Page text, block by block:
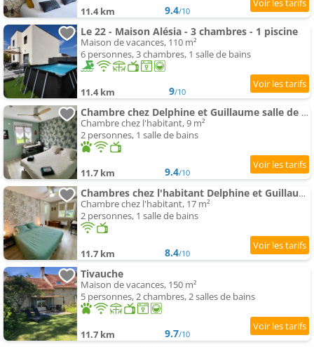
11.4 km 9.4/10
Le 22 - Maison Alésia - 3 chambres - 1 piscine
Maison de vacances, 110 m²
6 personnes, 3 chambres, 1 salle de bains
11.4 km 9/10
Chambre chez Delphine et Guillaume salle de bain et wc commun
Chambre chez l'habitant, 9 m²
2 personnes, 1 salle de bains
11.7 km 9.4/10
Chambres chez l'habitant Delphine et Guillaume
Chambre chez l'habitant, 17 m²
2 personnes, 1 salle de bains
11.7 km 8.4/10
Tivauche
Maison de vacances, 150 m²
5 personnes, 2 chambres, 2 salles de bains
11.7 km 9.7/10